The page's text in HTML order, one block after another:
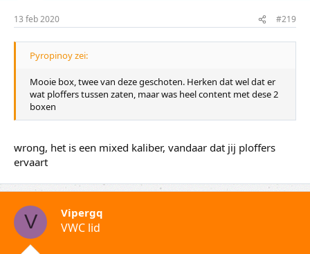
13 feb 2020 #219
Pyropinoy zei:
Mooie box, twee van deze geschoten. Herken dat wel dat er
wat ploffers tussen zaten, maar was heel content met dese 2
boxen
wrong, het is een mixed kaliber, vandaar dat jij ploffers
ervaart
V Vipergq
VWC lid